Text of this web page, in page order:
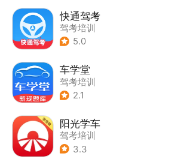
快通驾考
驾考培训
5.0
车学堂
驾考培训
2.1
阳光学车
驾考培训
3.3